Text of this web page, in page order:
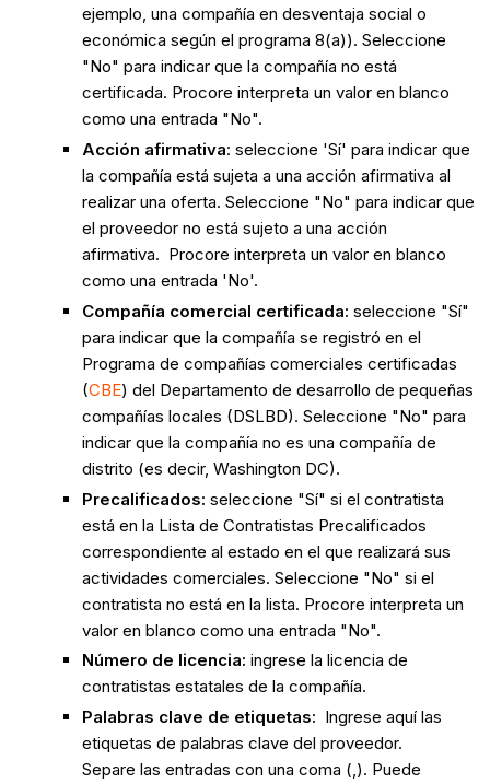
ejemplo, una compañía en desventaja social o
económica según el programa 8(a)). Seleccione
"No" para indicar que la compañía no está
certificada. Procore interpreta un valor en blanco
como una entrada "No".
Acción afirmativa: seleccione 'Sí' para indicar que
la compañía está sujeta a una acción afirmativa al
realizar una oferta. Seleccione "No" para indicar que
el proveedor no está sujeto a una acción
afirmativa. Procore interpreta un valor en blanco
como una entrada 'No'.
Compañía comercial certificada: seleccione "Sí"
para indicar que la compañía se registró en el
Programa de compañías comerciales certificadas
(CBE) del Departamento de desarrollo de pequeñas
compañías locales (DSLBD). Seleccione "No" para
indicar que la compañía no es una compañía de
distrito (es decir, Washington DC).
Precalificados: seleccione "Sí" si el contratista
está en la Lista de Contratistas Precalificados
correspondiente al estado en el que realizará sus
actividades comerciales. Seleccione "No" si el
contratista no está en la lista. Procore interpreta un
valor en blanco como una entrada "No".
Número de licencia: ingrese la licencia de
contratistas estatales de la compañía.
Palabras clave de etiquetas: Ingrese aquí las
etiquetas de palabras clave del proveedor.
Separe las entradas con una coma (,). Puede